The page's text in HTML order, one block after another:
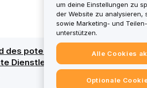
des potenziellen Verlusts des
Dienstleistungen über eine
um deine Einstellungen zu
der Website zu analysieren,
sowie Marketing- und
unterstützen.
Alle Cookies
Optionale